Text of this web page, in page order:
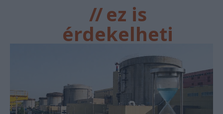
//ez is
érdekelheti